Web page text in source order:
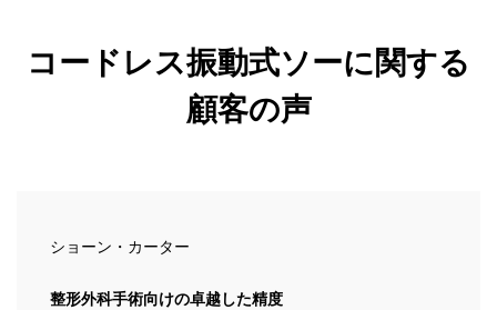
コードレス振動式ソーに関する
顧客の声
ショーン・カーター
整形外科手術向けの卓越した精度